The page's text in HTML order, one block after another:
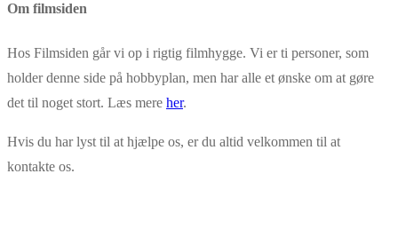
Om filmsiden
Hos Filmsiden går vi op i rigtig filmhygge. Vi er ti personer, som
holder denne side på hobbyplan, men har alle et ønske om at gøre
det til noget stort. Læs mere her.
Hvis du har lyst til at hjælpe os, er du altid velkommen til at
kontakte os.